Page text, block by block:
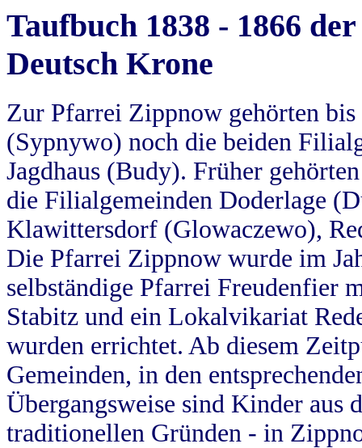
Taufbuch 1838 - 1866
Deutsch Krone
Zur Pfarrei Zippnow gehörten
(Sypnywo) noch die beiden
Jagdhaus (Budy). Früher
die Filialgemeinden Doderlage
Klawittersdorf (Glowaczewo),
Die Pfarrei Zippnow wurde im
selbständige Pfarrei Freudenfier
Stabitz und ein Lokalvikariat
wurden errichtet. Ab diesem
Gemeinden, in den
Übergangsweise sind Kinder aus
traditionellen Gründen - in